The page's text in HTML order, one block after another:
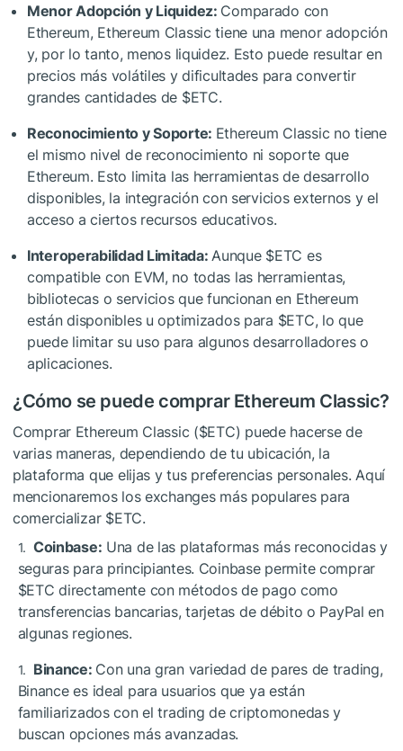
Menor Adopción y Liquidez: Comparado con
Ethereum, Ethereum Classic tiene una menor adopción
y, por lo tanto, menos liquidez. Esto puede resultar en
precios más volátiles y dificultades para convertir
grandes cantidades de $ETC.
Reconocimiento y Soporte: Ethereum Classic no tiene
el mismo nivel de reconocimiento ni soporte que
Ethereum. Esto limita las herramientas de desarrollo
disponibles, la integración con servicios externos y el
acceso a ciertos recursos educativos.
Interoperabilidad Limitada: Aunque $ETC es
compatible con EVM, no todas las herramientas,
bibliotecas o servicios que funcionan en Ethereum
están disponibles u optimizados para $ETC, lo que
puede limitar su uso para algunos desarrolladores o
aplicaciones.
¿Cómo se puede comprar Ethereum Classic?
Comprar Ethereum Classic ($ETC) puede hacerse de
varias maneras, dependiendo de tu ubicación, la
plataforma que elijas y tus preferencias personales. Aquí
mencionaremos los exchanges más populares para
comercializar $ETC.
Coinbase: Una de las plataformas más reconocidas y
seguras para principiantes. Coinbase permite comprar
$ETC directamente con métodos de pago como
transferencias bancarias, tarjetas de débito o PayPal en
algunas regiones.
Binance: Con una gran variedad de pares de trading,
Binance es ideal para usuarios que ya están
familiarizados con el trading de criptomonedas y
buscan opciones más avanzadas.